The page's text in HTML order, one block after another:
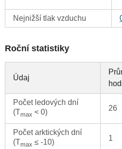
Nejnižší tlak vzduchu
Roční statistiky
Údaj
Počet ledových dní
(Tmax < 0) 26
Počet arktických dní
(Tmax ≤ -10) 1